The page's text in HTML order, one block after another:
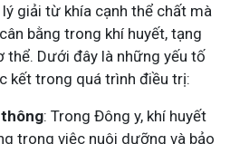
giải từ khía cạnh thể chất mà
bằng trong khí huyết, tạng
thể. Dưới đây là những yếu tố
kết trong quá trình điều trị:
: Trong Đông y, khí huyết
trong việc nuôi dưỡng và bảo